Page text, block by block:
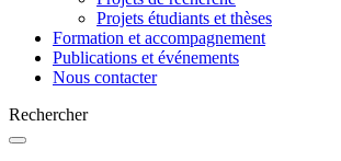
Projets étudiants et thèses
Formation et accompagnement
Publications et événements
Nous contacter
Rechercher